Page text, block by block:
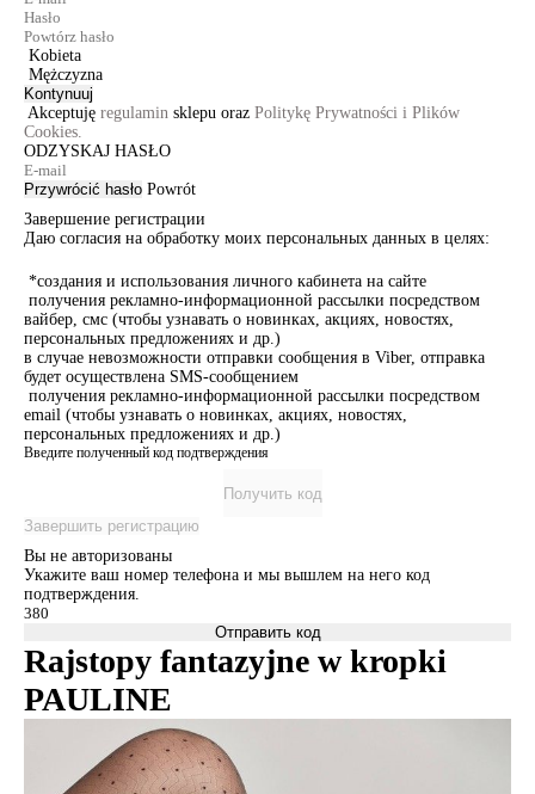
Kobieta
Mężczyzna
Kontynuuj
Akceptuję regulamin sklepu oraz Politykę Prywatności i Plików
Cookies.
ODZYSKAJ HASŁO
Przywrócić hasło Powrót
Завершение регистрации
Даю согласия на обработку моих персональных данных в целях:
*создания и использования личного кабинета на сайте
получения рекламно-информационной рассылки посредством
вайбер, смс (чтобы узнавать о новинках, акциях, новостях,
персональных предложениях и др.)
в случае невозможности отправки сообщения в Viber, отправка
будет осуществлена SMS-сообщением
получения рекламно-информационной рассылки посредством
email (чтобы узнавать о новинках, акциях, новостях,
персональных предложениях и др.)
Введите полученный код подтверждения
Получить код
Завершить регистрацию
Вы не авторизованы
Укажите ваш номер телефона и мы вышлем на него код
подтверждения.
Отправить код
Rajstopy fantazyjne w kropki
PAULINE